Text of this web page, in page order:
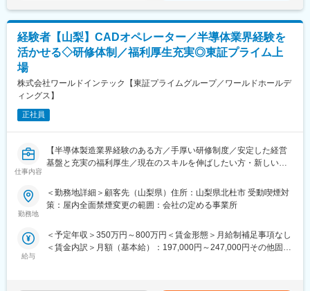
変更の範囲：会社の定める業務
・関係部署とのコミュニケーションによる技術支援
※スキルや経験素養に応じて別業務をご提示させていただく場合も
ございます。詳細は面接内でご一緒にお話をさせていただければ
と思います※
化学エンジニアとして幅広い場面でご活躍の想定や、個々人の希
望やスキル経験に合わせて、自動車メーカーや製薬メーカー、半
導体関連、大学研究機関など様々なご準備があります。
・化学系（有機、無機、高分子、材料、錯体、触媒、天然物、電
・分析系（医薬品分析、単離・精製、成分分析、構造解析、バリ
デーション、抽出など）
■未経験の方のご活躍事例：
には未経験からエンジニアとして活躍してる事例も多数ありま
す。以下は一例です。
経験者【山梨】CADオペレーター／半導体業界経験を
活かせる◇研修体制／福利厚生充実◎東証プライム上
場
株式会社ワールドインテック【東証プライムグループ／ワールドホールデ
ィングス】
正社員
仕事内容
【半導体製造業界経験のある方／手厚い研修制度／安定した経営
基盤と充実の福利厚生／現在のスキルを伸ばしたい方・新しいス
できるフィールド◎】
■業務内容：
図、など）の作図
・MS-Word、Excel、PowerPointなどのソフトウェアによる各種
勤務地
＜勤務地詳細＞顧客先（山梨県）住所：山梨県北杜市 受動喫煙対
策：屋内全面禁煙変更の範囲：会社の定める事業所
給与
＜予定年収＞350万円～800万円＜賃金形態＞月給制補足事項なし
＜賃金内訳＞月額（基本給）：197,000円～247,000円その他固定